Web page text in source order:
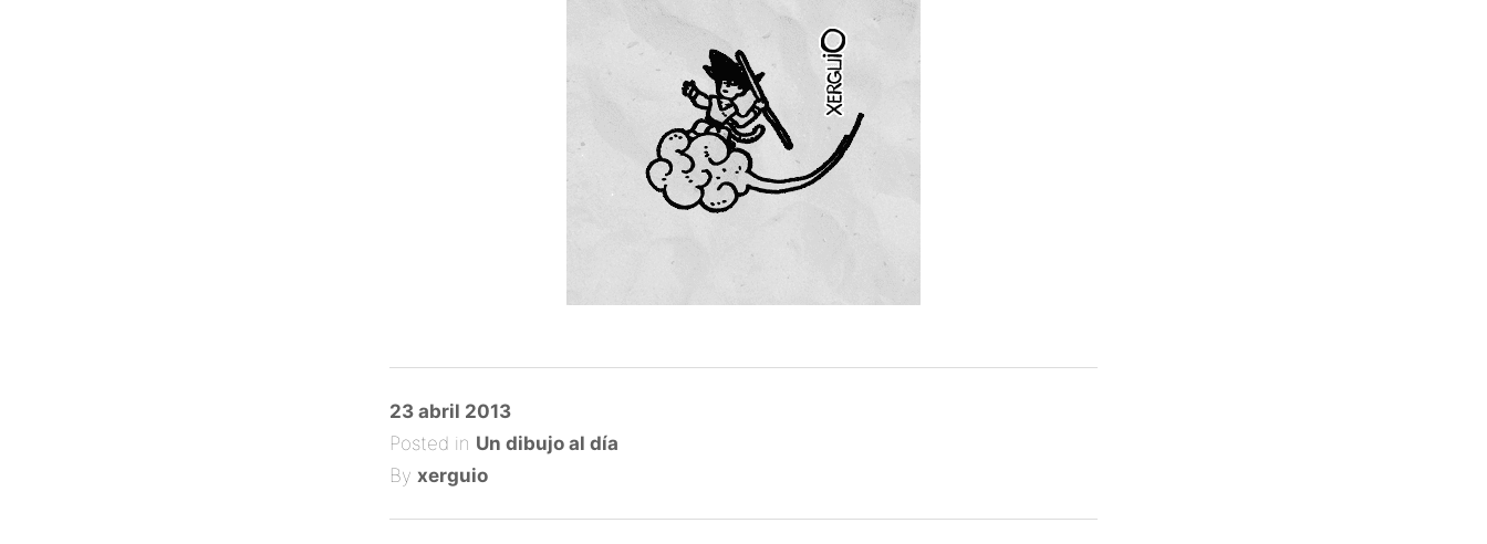
Posted
on
23 abril 2013
Posted in Un dibujo al día
By xerguio